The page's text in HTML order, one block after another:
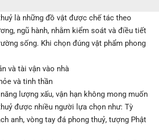
là những đồ vật được chế tác theo
ngũ hành, nhằm kiểm soát và điều tiết
sống. Khi chọn đúng vật phẩm phong
và tài vận vào nhà
và tinh thần
lượng xấu, vận hạn không mong muốn
được nhiều người lựa chọn như: Tỳ
anh, vòng tay đá phong thuỷ, tượng Phật